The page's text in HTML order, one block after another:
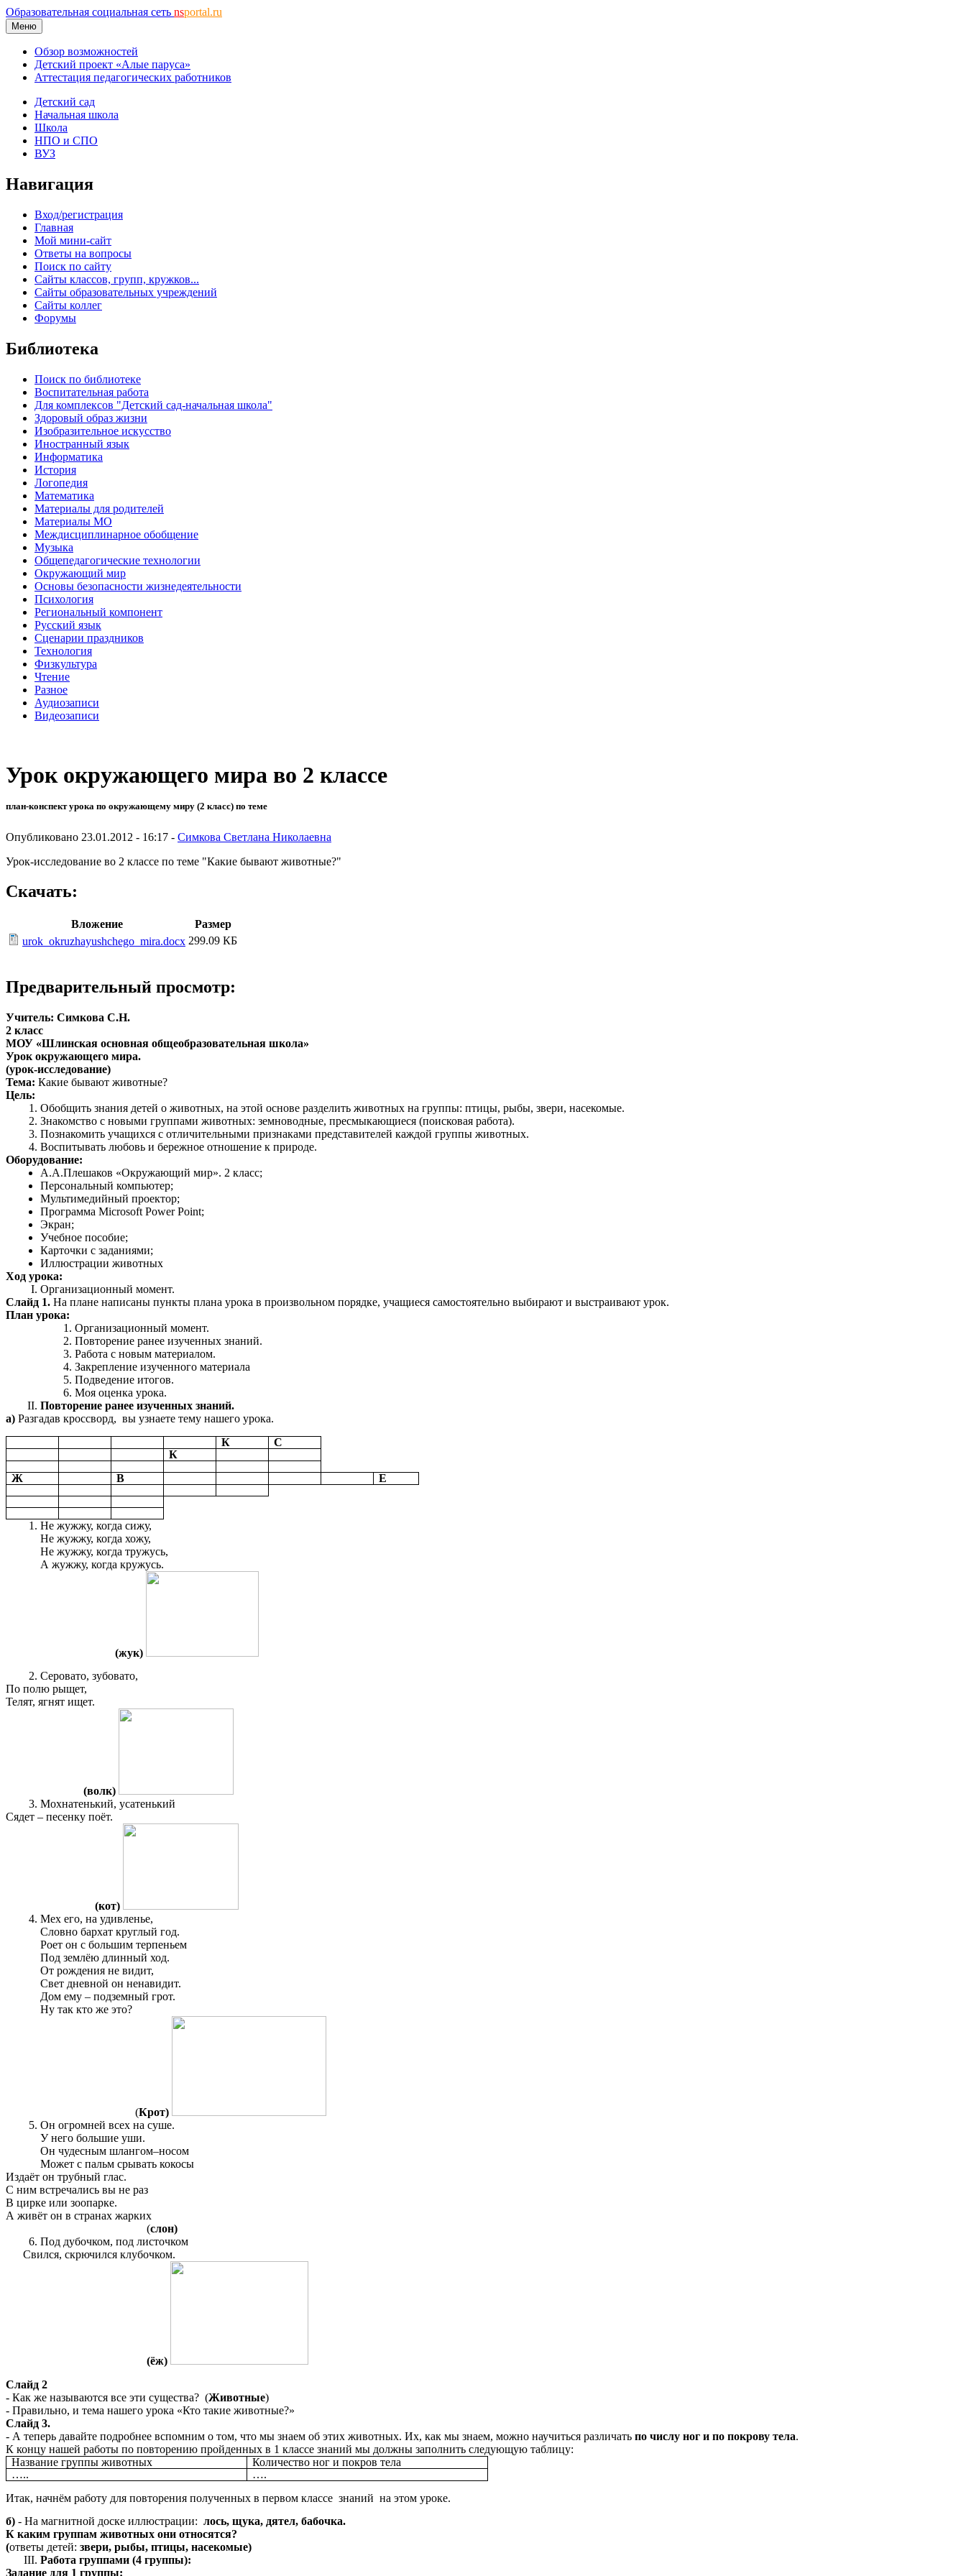
Образовательная социальная сеть nsportal.ru
Меню
Обзор возможностей
Детский проект «Алые паруса»
Аттестация педагогических работников
Детский сад
Начальная школа
Школа
НПО и СПО
ВУЗ
Навигация
Вход/регистрация
Главная
Мой мини-сайт
Ответы на вопросы
Поиск по сайту
Сайты классов, групп, кружков...
Сайты образовательных учреждений
Сайты коллег
Форумы
Библиотека
Поиск по библиотеке
Воспитательная работа
Для комплексов "Детский сад-начальная школа"
Здоровый образ жизни
Изобразительное искусство
Иностранный язык
Информатика
История
Логопедия
Математика
Материалы для родителей
Материалы МО
Междисциплинарное обобщение
Музыка
Общепедагогические технологии
Окружающий мир
Основы безопасности жизнедеятельности
Психология
Региональный компонент
Русский язык
Сценарии праздников
Технология
Физкультура
Чтение
Разное
Аудиозаписи
Видеозаписи
Урок окружающего мира во 2 классе
план-конспект урока по окружающему миру (2 класс) по теме
Опубликовано 23.01.2012 - 16:17 - Симкова Светлана Николаевна
Урок-исследование во 2 классе по теме "Какие бывают животные?"
Скачать:
Вложение
Размер
urok_okruzhayushchego_mira.docx 299.09 КБ
Предварительный просмотр:
Учитель: Симкова С.Н.
2 класс
МОУ «Шлинская основная общеобразовательная школа»
Урок окружающего мира.
(урок-исследование)
Тема: Какие бывают животные?
Цель:
Обобщить знания детей о животных, на этой основе разделить животных на группы: птицы, рыбы, звери, насекомые.
Знакомство с новыми группами животных: земноводные, пресмыкающиеся (поисковая работа).
Познакомить учащихся с отличительными признаками представителей каждой группы животных.
Воспитывать любовь и бережное отношение к природе.
Оборудование:
А.А.Плешаков «Окружающий мир». 2 класс;
Персональный компьютер;
Мультимедийный проектор;
Программа Microsoft Power Point;
Экран;
Учебное пособие;
Карточки с заданиями;
Иллюстрации животных
Ход урока:
Организационный момент.
Слайд 1. На плане написаны пункты плана урока в произвольном порядке, учащиеся самостоятельно выбирают и выстраивают урок.
План урока:
Организационный момент.
Повторение ранее изученных знаний.
Работа с новым материалом.
Закрепление изученного материала
Подведение итогов.
Моя оценка урока.
Повторение ранее изученных знаний.
а) Разгадав кроссворд, вы узнаете тему нашего урока.
К
С
К
Ж
В Е
Не жужжу, когда сижу,
Не жужжу, когда хожу,
Не жужжу, когда тружусь,
А жужжу, когда кружусь.
(жук)
Серовато, зубовато,
По полю рыщет,
Телят, ягнят ищет.
(волк)
Мохнатенький, усатенький
Сядет – песенку поёт.
(кот)
Мех его, на удивленье,
Словно бархат круглый год.
Роет он с большим терпеньем
Под землёю длинный ход.
От рождения не видит,
Свет дневной он ненавидит.
Дом ему – подземный грот.
Ну так кто же это?
(Крот)
Он огромней всех на суше.
У него большие уши.
Он чудесным шлангом–носом
Может с пальм срывать кокосы
Издаёт он трубный глас.
С ним встречались вы не раз
В цирке или зоопарке.
А живёт он в странах жарких
(слон)
Под дубочком, под листочком
Свился, скрючился клубочком.
(ёж)
Слайд 2
- Как же называются все эти существа? (Животные)
- Правильно, и тема нашего урока «Кто такие животные?»
Слайд 3.
- А теперь давайте подробнее вспомним о том, что мы знаем об этих животных. Их, как мы знаем, можно научиться различать по числу ног и по покрову тела.
К концу нашей работы по повторению пройденных в 1 классе знаний мы должны заполнить следующую таблицу:
Название группы животных
Количество ног и покров тела
…..
….
Итак, начнём работу для повторения полученных в первом классе знаний на этом уроке.
б) - На магнитной доске иллюстрации: лось, щука, дятел, бабочка.
К каким группам животных они относятся?
(ответы детей: звери, рыбы, птицы, насекомые)
Работа группами (4 группы):
Задание для 1 группы: